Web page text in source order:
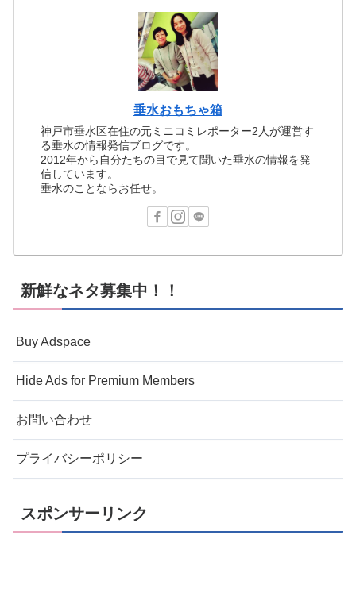
垂水おもちゃ箱
神戸市垂水区在住の元ミニコミレポーター2人が運営す
る垂水の情報発信ブログです。
2012年から自分たちの目で見て聞いた垂水の情報を発
信しています。
垂水のことならお任せ。
新鮮なネタ募集中！！
Buy Adspace
Hide Ads for Premium Members
お問い合わせ
プライバシーポリシー
スポンサーリンク